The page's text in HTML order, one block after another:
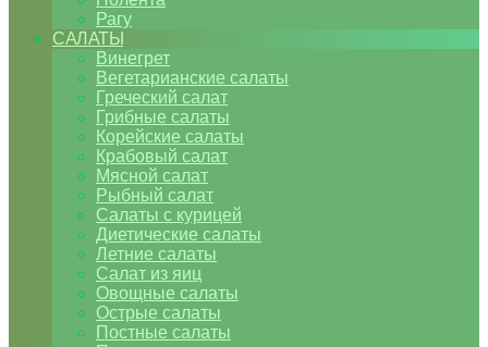
Рагу
САЛАТЫ
Винегрет
Вегетарианские салаты
Греческий салат
Грибные салаты
Корейские салаты
Крабовый салат
Мясной салат
Рыбный салат
Салаты с курицей
Диетические салаты
Летние салаты
Салат из яиц
Овощные салаты
Острые салаты
Постные салаты